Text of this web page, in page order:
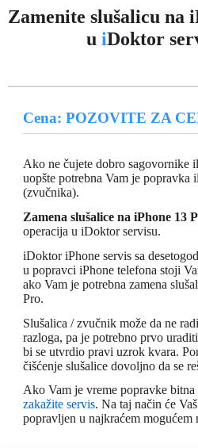
Zamenite slušalicu na
u iDoktor
Cena: POZOVITE ZA
Ako ne čujete dobro sagovornike
uopšte potrebna Vam je popravka
(zvučnika).
Zamena slušalice na iPhone 13
operacija u iDoktor servisu.
iDoktor iPhone servis sa
u popravci iPhone telefona stoji
ako Vam je potrebna zamena
Pro.
Slušalica / zvučnik može da ne
razloga, pa je potrebno prvo uraditi
bi se utvrdio pravi uzrok kvara.
čišćenje slušalice dovoljno da se
Ako Vam je vreme popravke bitna
zakažite servis. Na taj način će
popravljen u najkraćem mogućem